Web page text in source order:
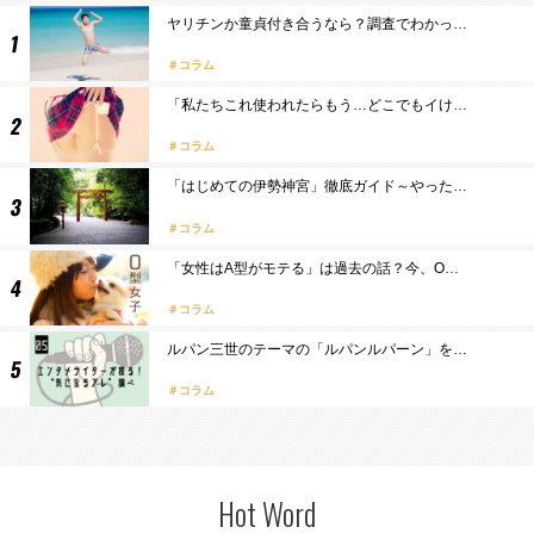
ヤリチンか童貞付き合うなら？調査でわかっ…
コラム
「私たちこれ使われたらもう…どこでもイけ…
コラム
「はじめての伊勢神宮」徹底ガイド～やった…
コラム
「女性はA型がモテる」は過去の話？今、O…
コラム
ルパン三世のテーマの「ルパンルパーン」を…
コラム
Hot Word